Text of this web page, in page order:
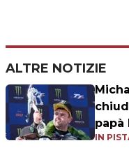
ALTRE NOTIZIE
papà
IN